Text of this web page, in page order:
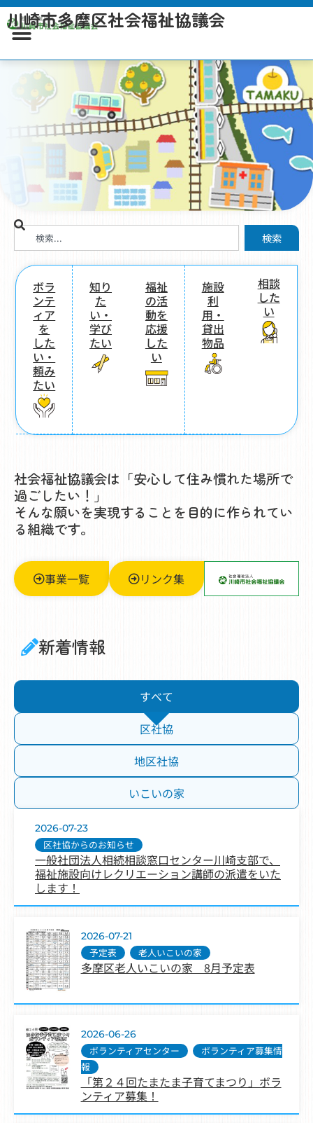
川崎市多摩区社会福祉協議会
検索
ボラ
ンテ
ィア
を
した
い・
頼み
たい
知り
た
い・
学び
たい
福祉
の活
動を
応援
した
い
施設
利
用・
貸出
物品
相談
した
い
社会福祉協議会は「安心して住み慣れた場所で
過ごしたい！」
そんな願いを実現することを目的に作られてい
る組織です。
事業一覧 リンク集
新着情報
すべて
区社協
地区社協
いこいの家
2026-07-23
区社協からのお知らせ
一般社団法人相続相談窓口センター川崎支部で、
福祉施設向けレクリエーション講師の派遣をいた
します！
2026-07-21
予定表 , 老人いこいの家
多摩区老人いこいの家 8月予定表
2026-06-26
ボランティアセンター ,
ボランティア募集情
報
「第２４回たまたま子育てまつり」ボラ
ンティア募集！